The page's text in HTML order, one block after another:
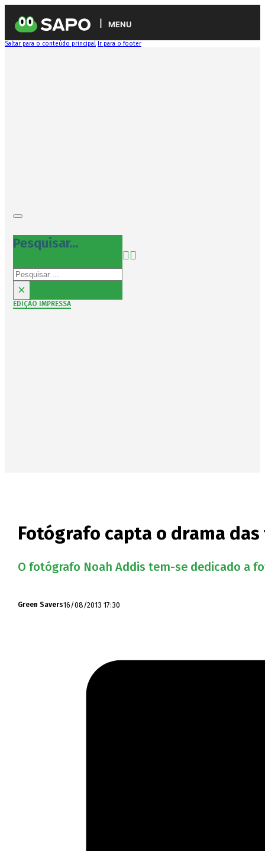
MENU
Saltar para o conteúdo principal Ir para o footer
Pesquisar...
Pesquisar
×
EDIÇÃO IMPRESSA
Fotógrafo capta o drama das
O fotógrafo Noah Addis tem-se dedicado a
Green Savers16/08/2013 17:30